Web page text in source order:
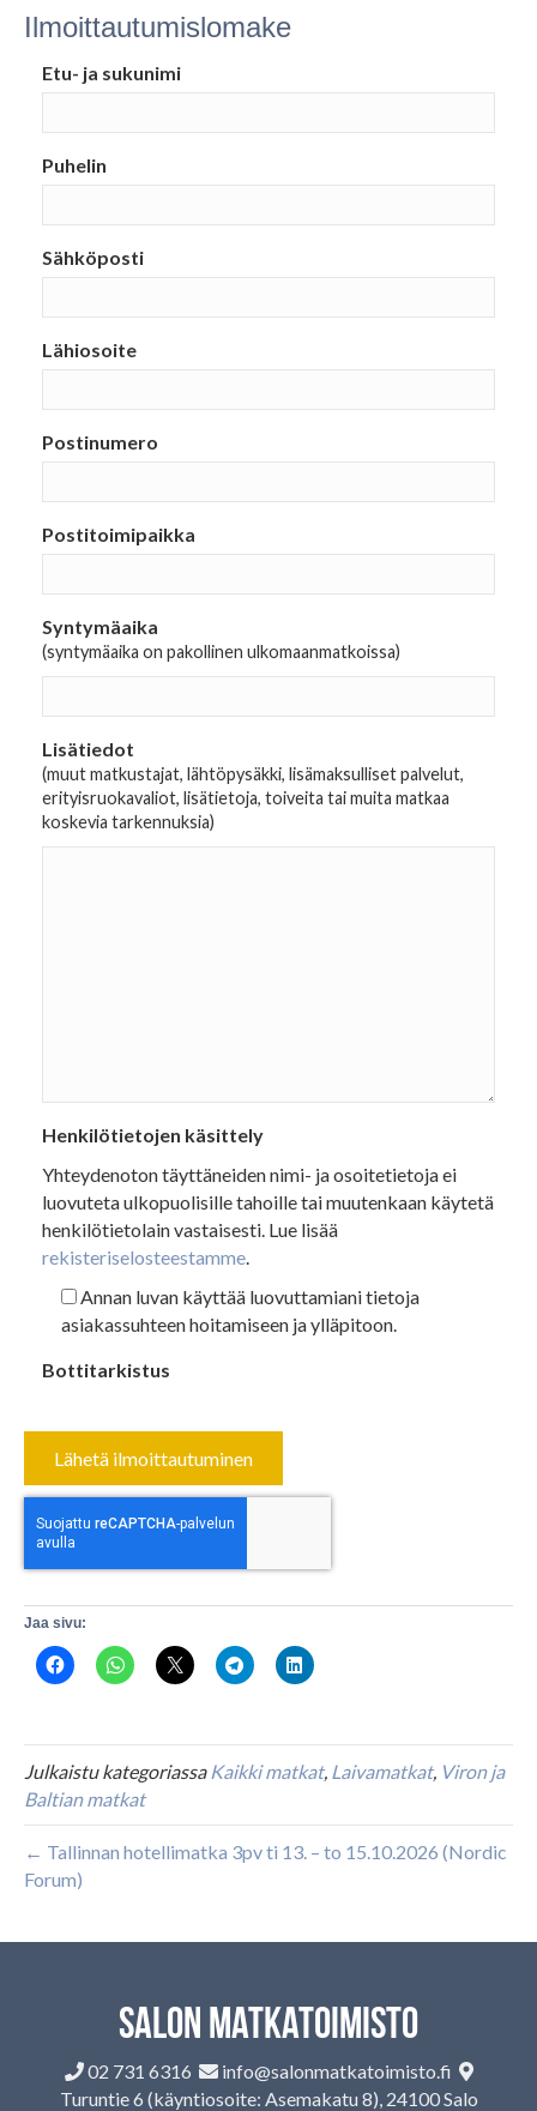
Ilmoittautumislomake
Etu- ja sukunimi
Puhelin
Sähköposti
Lähiosoite
Postinumero
Postitoimipaikka
Syntymäaika
(syntymäaika on pakollinen ulkomaanmatkoissa)
Lisätiedot
(muut matkustajat, lähtöpysäkki, lisämaksulliset palvelut,
erityisruokavaliot, lisätietoja, toiveita tai muita matkaa
koskevia tarkennuksia)
Henkilötietojen käsittely
Yhteydenoton täyttäneiden nimi- ja osoitetietoja ei
luovuteta ulkopuolisille tahoille tai muutenkaan käytetä
henkilötietolain vastaisesti. Lue lisää
rekisteriselosteestamme
Annan luvan käyttää luovuttamiani tietoja
asiakassuhteen hoitamiseen ja ylläpitoon.
Bottitarkistus
Jaa sivu:
Julkaistu kategoriassa Kaikki matkat, Laivamatkat, Viron ja
Baltian matkat
← Tallinnan hotellimatka 3pv ti 13. – to 15.10.2026 (Nordic
Forum)
Salon matkatoimisto
02 731 6316
info@salonmatkatoimisto.fi
Turuntie 6 (käyntiosoite: Asemakatu 8), 24100 Salo